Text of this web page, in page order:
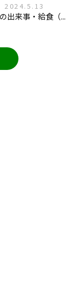
2024.5.13
出来事・給食（...